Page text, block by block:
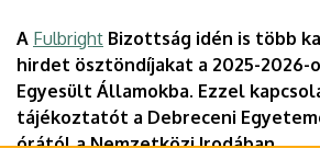
A Fulbright Bizottság idén is több
hirdet ösztöndíjakat a 2025-2026-
Egyesült Államokba. Ezzel
tájékoztatót a Debreceni
órától a Nemzetközi Irodában.